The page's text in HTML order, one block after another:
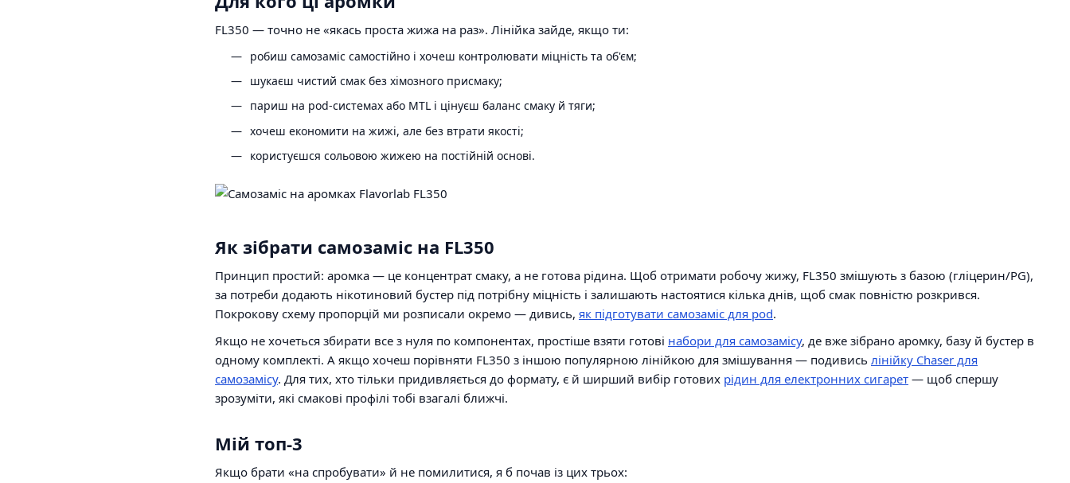
FL350 — точно не «якась проста жижа на раз». Лінійка зайде, якщо ти:
робиш самозаміс самостійно і хочеш контролювати міцність та об'єм;
шукаєш чистий смак без хімозного присмаку;
париш на pod-системах або MTL і цінуєш баланс смаку й тяги;
хочеш економити на жижі, але без втрати якості;
користуєшся сольовою жижею на постійній основі.
Як зібрати самозаміс на FL350
Принцип простий: аромка — це концентрат смаку, а не готова рідина. Щоб отримати робочу жижу, FL350 змішують з базою (гліцерин/PG),
за потреби додають нікотиновий бустер під потрібну міцність і залишають настоятися кілька днів, щоб смак повністю розкрився.
Покрокову схему пропорцій ми розписали окремо — дивись, як підготувати самозаміс для pod.
Якщо не хочеться збирати все з нуля по компонентах, простіше взяти готові набори для самозамісу, де вже зібрано аромку, базу й бустер в
одному комплекті. А якщо хочеш порівняти FL350 з іншою популярною лінійкою для змішування — подивись лінійку Chaser для
самозамісу. Для тих, хто тільки придивляється до формату, є й ширший вибір готових рідин для електронних сигарет — щоб спершу
зрозуміти, які смакові профілі тобі взагалі ближчі.
Мій топ-3
Якщо брати «на спробувати» й не помилитися, я б почав із цих трьох: